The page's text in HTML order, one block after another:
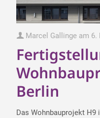
Marcel Gallinge am 6.
Berlin
Das Wohnbauprojekt H9